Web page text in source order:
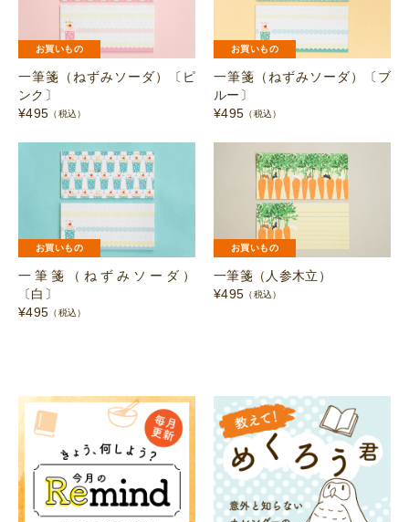
お買いもの
一筆箋（ねずみソーダ）〔ピ
ンク〕
¥495 （税込）
お買いもの
一筆箋（ねずみソーダ）〔ブ
ルー〕
¥495 （税込）
お買いもの
一筆箋（ねずみソーダ）
〔白〕
¥495 （税込）
お買いもの
一筆箋（人参木立）
¥495 （税込）